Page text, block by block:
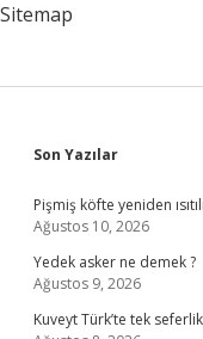
Sitemap
Sidebar
Son Yazılar
Pişmiş köfte yeniden
Ağustos 10, 2026
Yedek asker ne demek ?
Ağustos 9, 2026
Kuveyt Türk’te tek